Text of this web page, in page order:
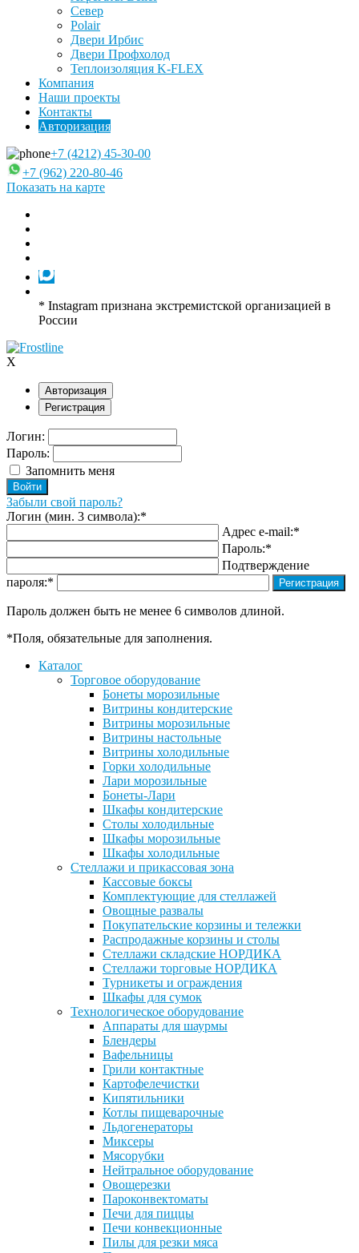
Север
Polair
Двери Ирбис
Двери Профхолод
Теплоизоляция K-FLEX
Компания
Наши проекты
Контакты
Авторизация
+7 (4212) 45-30-00
+7 (962) 220-80-46
Показать на карте
* Instagram признана экстремистской организацией в
России
X
Авторизация
Регистрация
Логин:
Пароль:
Запомнить меня
Забыли свой пароль?
Логин (мин. 3 символа):*
Адрес e-mail:*
Пароль:*
Подтверждение
пароля:*
Пароль должен быть не менее 6 символов длиной.
*Поля, обязательные для заполнения.
Каталог
Торговое оборудование
Бонеты морозильные
Витрины кондитерские
Витрины морозильные
Витрины настольные
Витрины холодильные
Горки холодильные
Лари морозильные
Бонеты-Лари
Шкафы кондитерские
Столы холодильные
Шкафы морозильные
Шкафы холодильные
Стеллажи и прикассовая зона
Кассовые боксы
Комплектующие для стеллажей
Овощные развалы
Покупательские корзины и тележки
Распродажные корзины и столы
Стеллажи складские НОРДИКА
Стеллажи торговые НОРДИКА
Турникеты и ограждения
Шкафы для сумок
Технологическое оборудование
Аппараты для шаурмы
Блендеры
Вафельницы
Грили контактные
Картофелечистки
Кипятильники
Котлы пищеварочные
Льдогенераторы
Миксеры
Мясорубки
Нейтральное оборудование
Овощерезки
Пароконвектоматы
Печи для пиццы
Печи конвекционные
Пилы для резки мяса